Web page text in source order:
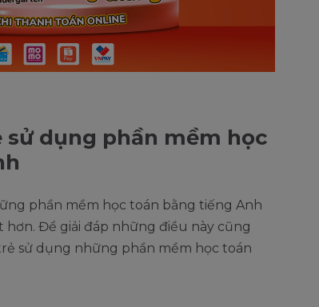
sử dụng phần mềm học
phần mềm học toán bằng tiếng Anh
Để giải đáp những điều này cũng
sử dụng những phần mềm học toán